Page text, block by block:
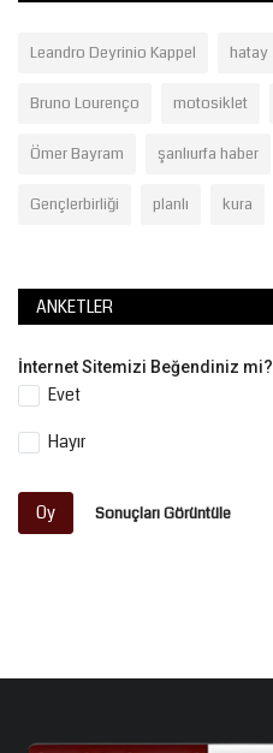
Leandro Deyrinio Kappel hatay
Bruno Lourenço motosiklet
Ömer Bayram şanlıurfa haber
Gençlerbirliği planlı kura
ANKETLER
İnternet Sitemizi Beğendiniz mi?
Evet
Hayır
Oy Sonuçları Görüntüle